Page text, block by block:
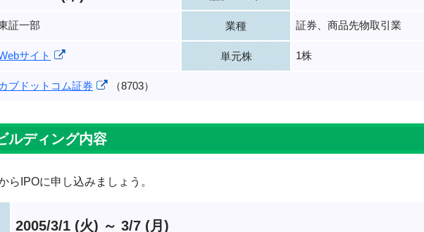
証一部 業種 証券、商品先物取引業
サイト 単元株 1株
ブドットコム証券 （8703）
ルディング内容
らIPOに申し込みましょう。
2005/3/1 (火) ～ 3/7 (月)